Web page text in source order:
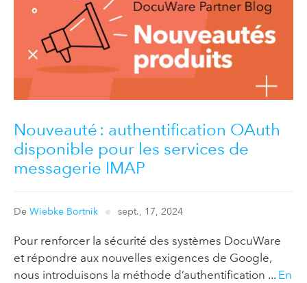
Nouveauté : authentification OAuth
disponible pour les services de
messagerie IMAP
De Wiebke Bortnik sept., 17, 2024
Pour renforcer la sécurité des systèmes DocuWare
et répondre aux nouvelles exigences de Google,
nous introduisons la méthode d’authentification ... En